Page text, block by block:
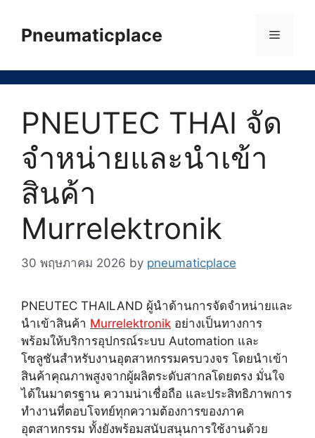
contentPneumaticplace Menu
PNEUTEC THAI จัด
จำหน่ายและนำเข้า
สินค้า
Murrelektronik
30 พฤษภาคม 2026 by pneumaticplace
PNEUTEC THAILAND ผู้นำด้านการจัดจำหน่ายและ
นำเข้าสินค้า Murrelektronik อย่างเป็นทางการ
พร้อมให้บริการอุปกรณ์ระบบ Automation และ
โซลูชันสำหรับงานอุตสาหกรรมครบวงจร โดยนำเข้า
สินค้าคุณภาพสูงจากผู้ผลิตระดับสากลโดยตรง มั่นใจ
ได้ในมาตรฐาน ความน่าเชื่อถือ และประสิทธิภาพการ
ทำงานที่ตอบโจทย์ทุกความต้องการของภาค
อุตสาหกรรม ทั้งยังพร้อมสนับสนุนการใช้งานด้วย